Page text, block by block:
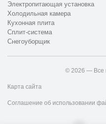
Электропитающая установка
Холодильная камера
Кухонная плита
Сплит-система
Снегоуборщик
© 2026 — Все
Карта сайта
Соглашение об использовании